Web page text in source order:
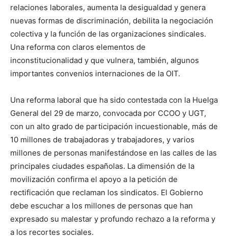
relaciones laborales, aumenta la desigualdad y genera
nuevas formas de discriminación, debilita la negociación
colectiva y la función de las organizaciones sindicales.
Una reforma con claros elementos de
inconstitucionalidad y que vulnera, también, algunos
importantes convenios internaciones de la OIT.
Una reforma laboral que ha sido contestada con la Huelga
General del 29 de marzo, convocada por CCOO y UGT,
con un alto grado de participación incuestionable, más de
10 millones de trabajadoras y trabajadores, y varios
millones de personas manifestándose en las calles de las
principales ciudades españolas. La dimensión de la
movilización confirma el apoyo a la petición de
rectificación que reclaman los sindicatos. El Gobierno
debe escuchar a los millones de personas que han
expresado su malestar y profundo rechazo a la reforma y
a los recortes sociales.